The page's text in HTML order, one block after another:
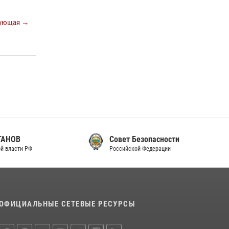
→
Совет Безопасности
Российской Федерации
СЕТЕВЫЕ РЕСУРСЫ